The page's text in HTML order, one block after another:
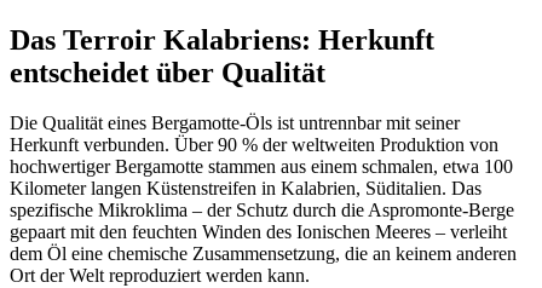
Das Terroir Kalabriens: Herkunft
entscheidet über Qualität
Die Qualität eines Bergamotte-Öls ist untrennbar mit seiner
Herkunft verbunden. Über 90 % der weltweiten Produktion von
hochwertiger Bergamotte stammen aus einem schmalen, etwa 100
Kilometer langen Küstenstreifen in Kalabrien, Süditalien. Das
spezifische Mikroklima – der Schutz durch die Aspromonte-Berge
gepaart mit den feuchten Winden des Ionischen Meeres – verleiht
dem Öl eine chemische Zusammensetzung, die an keinem anderen
Ort der Welt reproduziert werden kann.